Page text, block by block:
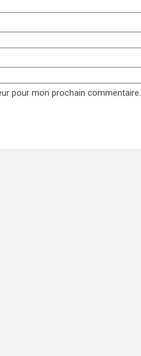
pour mon prochain commentaire.